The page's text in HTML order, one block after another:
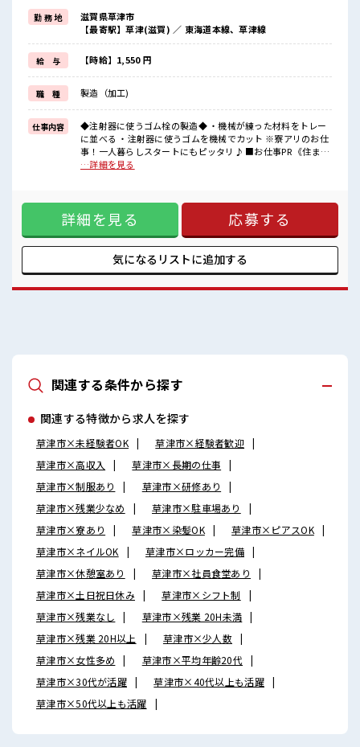
4.寮周辺にコンビニ・スーパー・ドラッグストアあり
5.赴任時は現地までの移動交通費も規定支給！
《やる気みなぎる手当付き*》
・初回更新の2ヶ月後に 3万円
・6ヶ月後に 5万円
・1年後に 7万円
トータル 15万円 の入社祝金がもらえます！
■職場の雰囲気
《10代～30代の男性スタッフさんも活躍中》
とってもキレイな職場です☆
空調完備でカイテキ♪
#ryo
勤 務 地
滋賀県草津市
【最寄駅】草津(滋賀) ／ 東海道本線、草津線
給 与 【時給】1,550 円
職 種 製造（加工)
仕事内容
◆注射器に使うゴム栓の製造◆ ・機械が練った材料をトレー
に並べる ・注射器に使うゴムを機械でカット ※寮アリのお仕
事！一人暮らしスタートにもピッタリ♪ ■お仕事PR 《住まい
もお仕事も同時にGET*》 1.プライベート抜群のワンルーム寮
ー・ドラッグストアあり 5.赴任時は現地までの移動交通費も
規定支給！ 《やる気みなぎる手当付き*》 ・初回更新の2ヶ月
後に 3万円 ・6ヶ月後に 5万円 ・1年後に 7万円 トータル 15万
円 の入社祝金がもらえます！ ■職場の雰囲気 《10代～30代
の男性スタッフさんも活躍中》 とってもキレイな職場です☆
空調完備でカイテキ♪ 通勤はマイカー・バイクOK◎もちろん
も完備！ #ryo
…詳細を見る
詳細を見る 応募する
気になるリストに追加する
関連する条件から探す
関連する特徴から求人を探す
草津市×未経験者OK
草津市×経験者歓迎
草津市×高収入
草津市×長期の仕事
草津市×制服あり
草津市×研修あり
草津市×残業少なめ
草津市×駐車場あり
草津市×寮あり
草津市×染髪OK
草津市×ピアスOK
草津市×ネイルOK
草津市×ロッカー完備
草津市×休憩室あり
草津市×社員食堂あり
草津市×土日祝日休み
草津市×シフト制
草津市×残業なし
草津市×残業 20H未満
草津市×残業 20H以上
草津市×少人数
草津市×女性多め
草津市×平均年齢20代
草津市×30代が活躍
草津市×40代以上も活躍
草津市×50代以上も活躍